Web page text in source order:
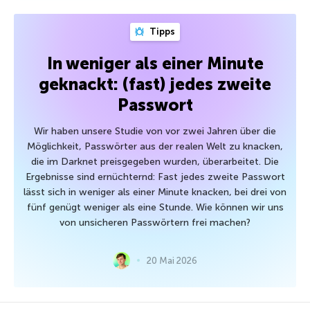
Tipps
In weniger als einer Minute
geknackt: (fast) jedes zweite
Passwort
Wir haben unsere Studie von vor zwei Jahren über die
Möglichkeit, Passwörter aus der realen Welt zu knacken,
die im Darknet preisgegeben wurden, überarbeitet. Die
Ergebnisse sind ernüchternd: Fast jedes zweite Passwort
lässt sich in weniger als einer Minute knacken, bei drei von
fünf genügt weniger als eine Stunde. Wie können wir uns
von unsicheren Passwörtern frei machen?
20 Mai 2026